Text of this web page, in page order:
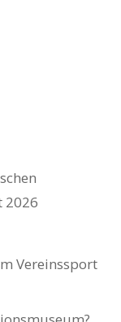
2026
Vereinssport